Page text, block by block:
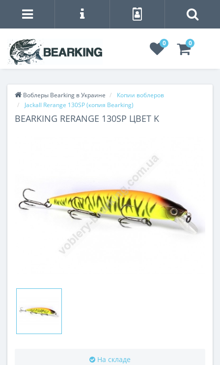
0 0
Воблеры Bearking в Украине
Копии воблеров
Jackall Rerange 130SP (копия Bearking)
BEARKING RERANGE 130SP ЦВЕТ K
На складе